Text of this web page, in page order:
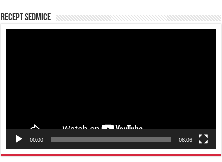
Recept sedmice
00:00 08:06